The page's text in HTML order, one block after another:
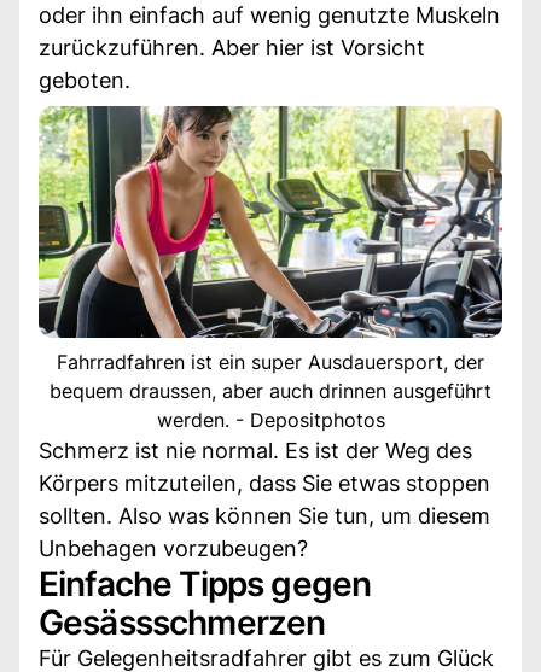
oder ihn einfach auf wenig genutzte Muskeln
zurückzuführen. Aber hier ist Vorsicht
geboten.
Fahrradfahren ist ein super Ausdauersport, der
bequem draussen, aber auch drinnen ausgeführt
werden. - Depositphotos
Schmerz ist nie normal. Es ist der Weg des
Körpers mitzuteilen, dass Sie etwas stoppen
sollten. Also was können Sie tun, um diesem
Unbehagen vorzubeugen?
Einfache Tipps gegen
Gesässschmerzen
Für Gelegenheitsradfahrer gibt es zum Glück